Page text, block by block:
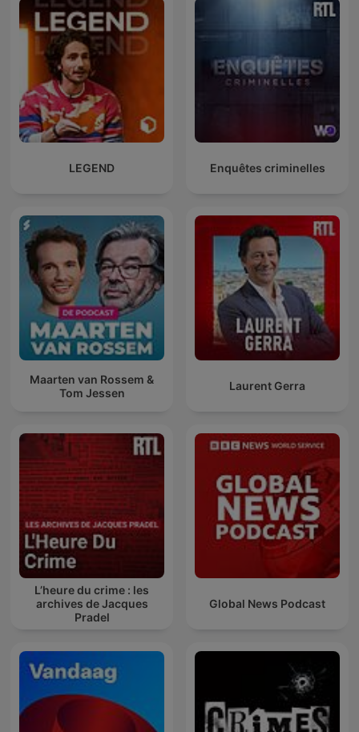
LEGEND Enquêtes criminelles
Maarten van Rossem &
Tom Jessen
Laurent Gerra
L’heure du crime : les
archives de Jacques
Pradel
Global News Podcast